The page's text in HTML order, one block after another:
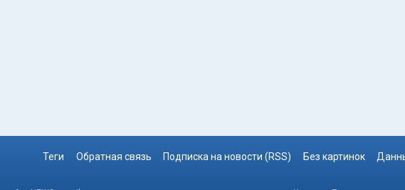
Теги Обратная связь Подписка на новости (RSS) Без картинок